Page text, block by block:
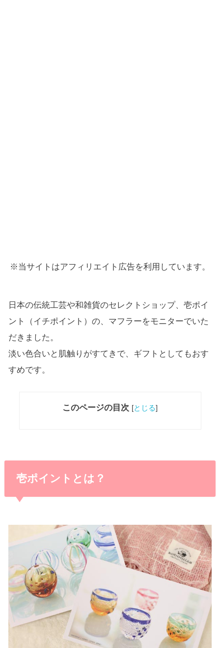
※当サイトはアフィリエイト広告を利用しています。
日本の伝統工芸や和雑貨のセレクトショップ、壱ポイ
ント（イチポイント）の、マフラーをモニターでいた
だきました。
淡い色合いと肌触りがすてきで、ギフトとしてもおす
すめです。
このページの目次 [とじる]
壱ポイントとは？